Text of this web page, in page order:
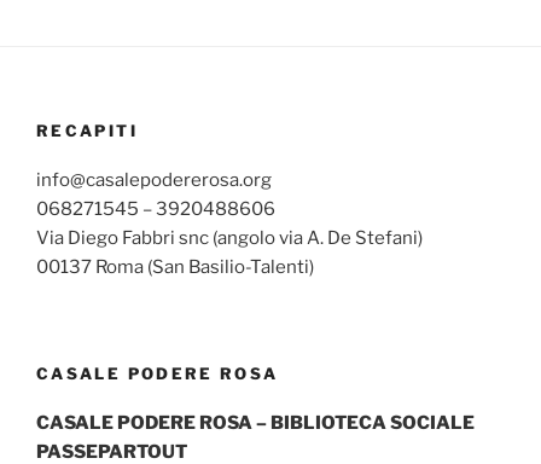
RECAPITI
info@casalepodererosa.org
068271545 – 3920488606
Via Diego Fabbri snc (angolo via A. De Stefani)
00137 Roma (San Basilio-Talenti)
CASALE PODERE ROSA
CASALE PODERE ROSA – BIBLIOTECA SOCIALE
PASSEPARTOUT